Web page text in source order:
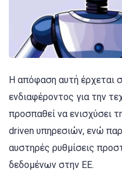
Η απόφαση αυτή έρχεται
ενδιαφέροντος για την
προσπαθεί να ενισχύσει
driven υπηρεσιών, ενώ
αυστηρές ρυθμίσεις
δεδομένων στην ΕΕ.